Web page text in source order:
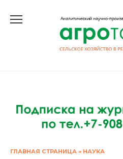
ГЛАВНАЯ СТРАНИЦА » НАУКА